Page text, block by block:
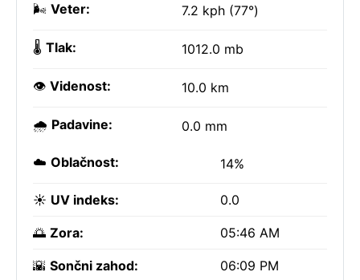
🌬️ Veter: 7.2 kph (77°)
🌡️ Tlak: 1012.0 mb
👁️ Videnost: 10.0 km
🌧️ Padavine: 0.0 mm
☁️ Oblačnost: 14%
☀️ UV indeks: 0.0
🌅 Zora: 05:46 AM
🌇 Sončni zahod: 06:09 PM